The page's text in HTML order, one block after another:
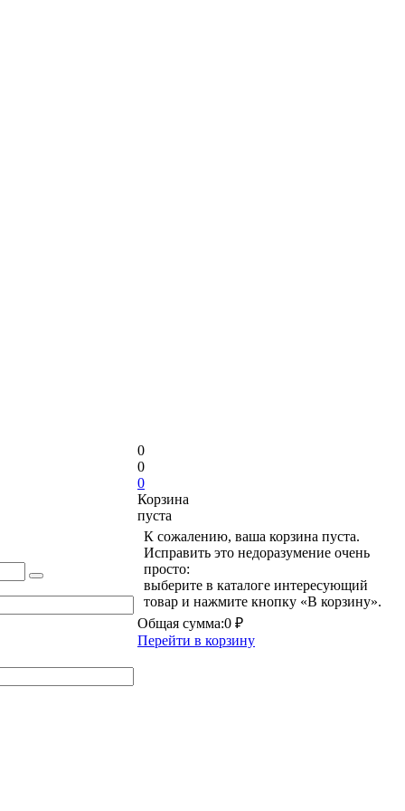
0
0
0
Корзина
пуста
К сожалению, ваша корзина пуста.
Исправить это недоразумение очень
просто:
выберите в каталоге интересующий
товар и нажмите кнопку «В корзину».
Общая сумма:0 ₽
Перейти в корзину